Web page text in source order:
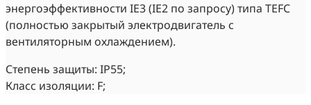
энергоэффективности IE3 (IE2 по запросу) типа TEFC
(полностью закрытый электродвигатель с
вентиляторным охлаждением).
Степень защиты: IP55;
Класс изоляции: F;